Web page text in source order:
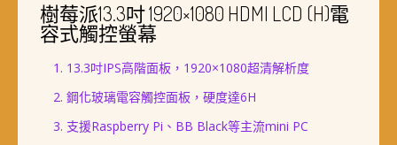
樹莓派13.3吋 1920×1080 HDMI LCD (H)電
容式觸控螢幕
13.3吋IPS高階面板，1920×1080超清解析度
鋼化玻璃電容觸控面板，硬度達6H
支援Raspberry Pi、BB Black等主流mini PC